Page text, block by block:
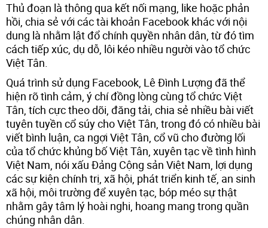
Thủ đoạn là thông qua kết nối mạng, like hoặc phản
hồi, chia sẻ với các tài khoản Facebook khác với nội
dung là nhằm lật đổ chính quyền nhân dân, từ đó tìm
cách tiếp xúc, dụ dỗ, lôi kéo nhiều người vào tổ chức
Việt Tân.
Quá trình sử dụng Facebook, Lê Đình Lượng đã thể
hiện rõ tình cảm, ý chí đồng lòng cùng tổ chức Việt
Tân, tích cực theo dõi, đăng tải, chia sẻ nhiều bài viết
tuyên tuyền cổ súy cho Việt Tân, trong đó có nhiều bài
viết bình luận, ca ngợi Việt Tân, cổ vũ cho đường lối
của tổ chức khủng bố Việt Tân, xuyên tạc về tình hình
Việt Nam, nói xấu Đảng Cộng sản Việt Nam, lợi dụng
các sự kiện chính trị, xã hội, phát triển kinh tế, an sinh
xã hội, môi trường để xuyên tạc, bóp méo sự thật
nhằm gây tâm lý hoài nghi, hoang mang trong quần
chúng nhân dân.